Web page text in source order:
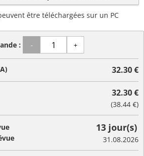
être téléchargées sur un PC
: - +
32.30 €
32.30 €
(38.44 €)
13 jour(s)
31.08.2026